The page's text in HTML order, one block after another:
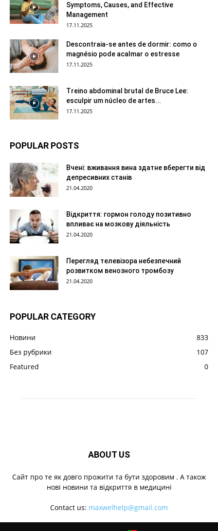
Symptoms, Causes, and Effective
Management
17.11.2025
Descontraia-se antes de dormir: como o
magnésio pode acalmar o estresse
17.11.2025
Treino abdominal brutal de Bruce Lee:
esculpir um núcleo de artes...
17.11.2025
POPULAR POSTS
Вчені: вживання вина здатне вберегти від
депресивних станів
21.04.2020
Відкриття: гормон голоду позитивно
впливає на мозкову діяльність
21.04.2020
Перегляд телевізора небезпечний
розвитком венозного тромбозу
21.04.2020
POPULAR CATEGORY
Новини
833
Без рубрики
107
Featured
0
ABOUT US
Cайт про те як довго прожити та бути здоровим . А також
нові новини та відкриття в медицині
Contact us: maxwelhelp@gmail.com